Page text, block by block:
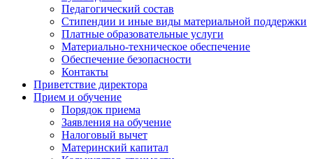
Педагогический состав
Стипендии и иные виды материальной поддержки
Платные образовательные услуги
Материально-техническое обеспечение
Обеспечение безопасности
Контакты
Приветствие директора
Прием и обучение
Порядок приема
Заявления на обучение
Налоговый вычет
Материнский капитал